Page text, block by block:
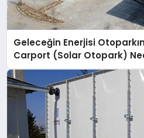
Geleceğin Enerjisi
Carport (Solar Otopark)